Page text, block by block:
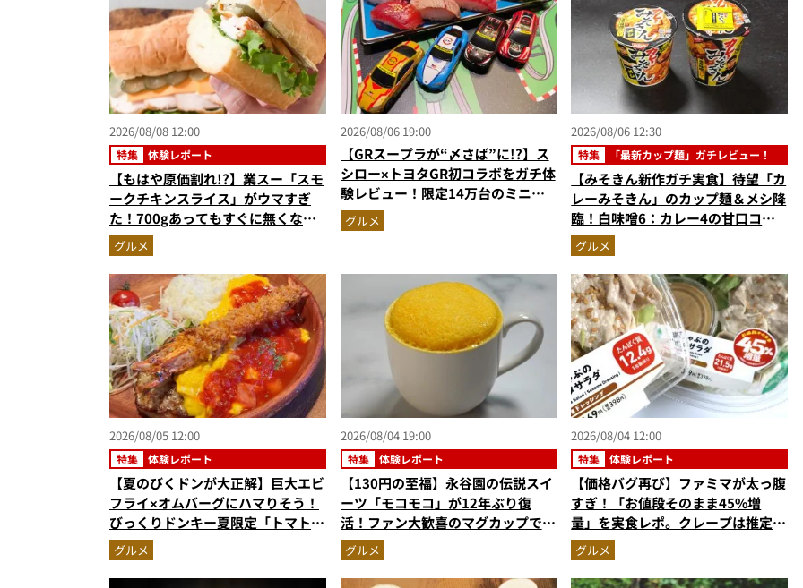
2026/08/08 12:00
特集 体験レポート
【もはや原価割れ!?】業スー「スモ
ークチキンスライス」がウマすぎ
た！700gあってもすぐに無くな
る“絶品アレンジ”5選で物価高もへ
っちゃら
グルメ
2026/08/06 19:00
【GRスープラが“〆さば”に!?】ス
シロー×トヨタGR初コラボをガチ体
験レビュー！限定14万台のミニカ
ー＆体験型演出に大人も子供も大興
奮間違いなし
グルメ
2026/08/06 12:30
特集 「最新カップ麺」ガチレビュー！
【みそきん新作ガチ実食】待望「カ
レーみそきん」のカップ麺＆メシ降
臨！白味噌6：カレー4の甘口コク
旨スープ＆ゴロッと大ぶりポテトに
歓喜
グルメ
2026/08/05 12:00
特集 体験レポート
【夏のびくドンが大正解】巨大エビ
フライ×オムバーグにハマりそう！
びっくりドンキー夏限定「トマト弾
けるハンバーグ」を実食レビュー
グルメ
2026/08/04 19:00
特集 体験レポート
【130円の至福】永谷園の伝説スイ
ーツ「モコモコ」が12年ぶり復
活！ファン大歓喜のマグカップで作
る絶品ケーキを食べたらやっぱり最
高にウマかった
グルメ
2026/08/04 12:00
特集 体験レポート
【価格バグ再び】ファミマが太っ腹
すぎ！「お値段そのまま45%増
量」を実食レポ。クレープは推定
59%増の衝撃的な大盤振る舞い
グルメ